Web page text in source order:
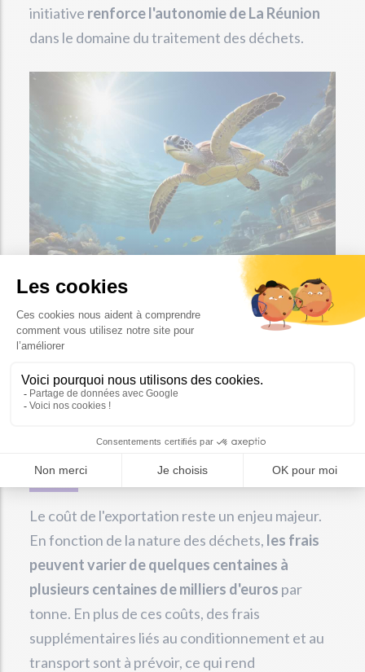
initiative renforce l'autonomie de La Réunion
dans le domaine du traitement des déchets.
Les défis de l’exportation
des déchets
Le coût de l'exportation reste un enjeu majeur.
En fonction de la nature des déchets, les frais
peuvent varier de quelques centaines à
plusieurs centaines de milliers d'euros par
tonne. En plus de ces coûts, des frais
supplémentaires liés au conditionnement et au
transport sont à prévoir, ce qui rend